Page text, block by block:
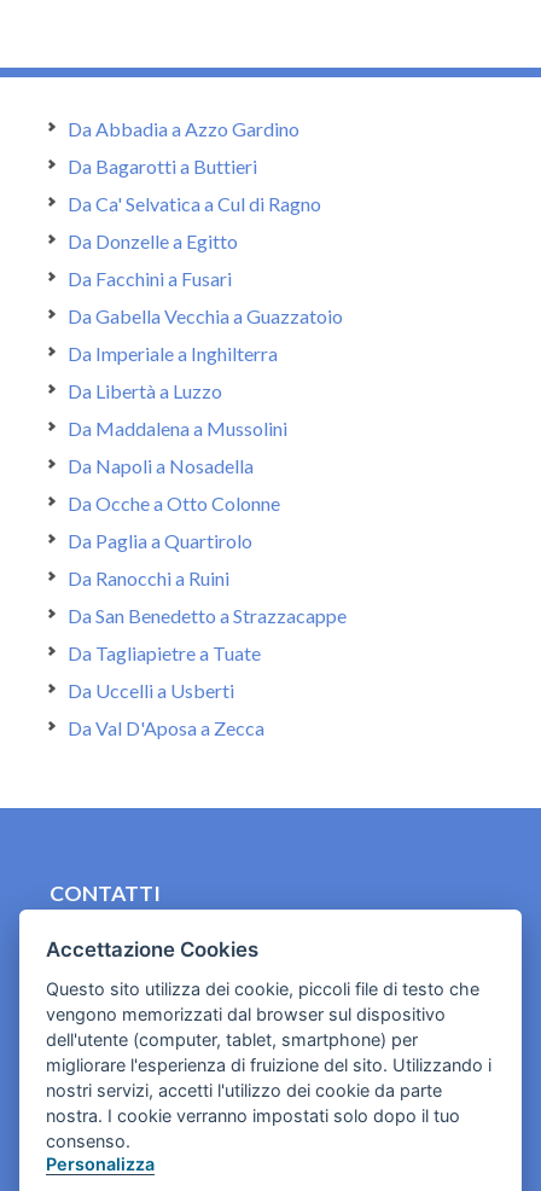
Da Abbadia a Azzo Gardino
Da Bagarotti a Buttieri
Da Ca' Selvatica a Cul di Ragno
Da Donzelle a Egitto
Da Facchini a Fusari
Da Gabella Vecchia a Guazzatoio
Da Imperiale a Inghilterra
Da Libertà a Luzzo
Da Maddalena a Mussolini
Da Napoli a Nosadella
Da Ocche a Otto Colonne
Da Paglia a Quartirolo
Da Ranocchi a Ruini
Da San Benedetto a Strazzacappe
Da Tagliapietre a Tuate
Da Uccelli a Usberti
Da Val D'Aposa a Zecca
CONTATTI
Cookies e informativa privacy
Accettazione Cookies
Questo sito utilizza dei cookie, piccoli file di testo che
vengono memorizzati dal browser sul dispositivo
dell'utente (computer, tablet, smartphone) per
migliorare l'esperienza di fruizione del sito. Utilizzando i
nostri servizi, accetti l'utilizzo dei cookie da parte
nostra. I cookie verranno impostati solo dopo il tuo
consenso.
Personalizza